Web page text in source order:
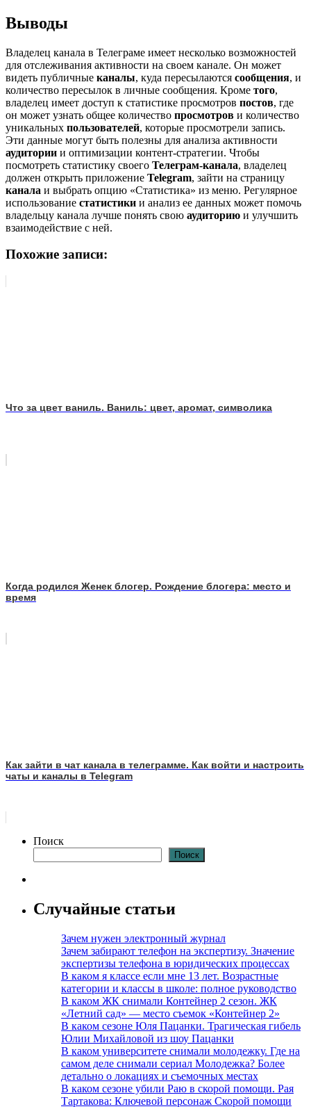
Выводы
Владелец канала в Телеграме имеет несколько возможностей
для отслеживания активности на своем канале. Он может
видеть публичные каналы, куда пересылаются сообщения, и
количество пересылок в личные сообщения. Кроме того,
владелец имеет доступ к статистике просмотров постов, где
он может узнать общее количество просмотров и количество
уникальных пользователей, которые просмотрели запись.
Эти данные могут быть полезны для анализа активности
аудитории и оптимизации контент-стратегии. Чтобы
посмотреть статистику своего Телеграм-канала, владелец
должен открыть приложение Telegram, зайти на страницу
канала и выбрать опцию «Статистика» из меню. Регулярное
использование статистики и анализ ее данных может помочь
владельцу канала лучше понять свою аудиторию и улучшить
взаимодействие с ней.
Похожие записи:
Что за цвет ваниль. Ваниль: цвет, аромат, символика
Когда родился Женек блогер. Рождение блогера: место и
время
Как зайти в чат канала в телеграмме. Как войти и настроить
чаты и каналы в Telegram
Поиск
Поиск
Случайные статьи
Зачем нужен электронный журнал
Зачем забирают телефон на экспертизу. Значение
экспертизы телефона в юридических процессах
В каком я классе если мне 13 лет. Возрастные
категории и классы в школе: полное руководство
В каком ЖК снимали Контейнер 2 сезон. ЖК
«Летний сад» — место съемок «Контейнер 2»
В каком сезоне Юля Пацанки. Трагическая гибель
Юлии Михайловой из шоу Пацанки
В каком университете снимали молодежку. Где на
самом деле снимали сериал Молодежка? Более
детально о локациях и съемочных местах
В каком сезоне убили Раю в скорой помощи. Рая
Тартакова: Ключевой персонаж Скорой помощи